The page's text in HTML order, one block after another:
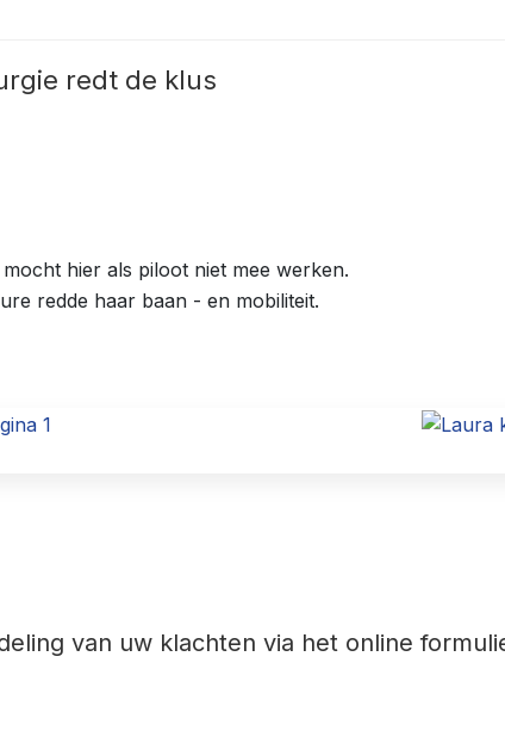
redt de klus
hier als piloot niet mee werken.
redde haar baan - en mobiliteit.
van uw klachten via het online